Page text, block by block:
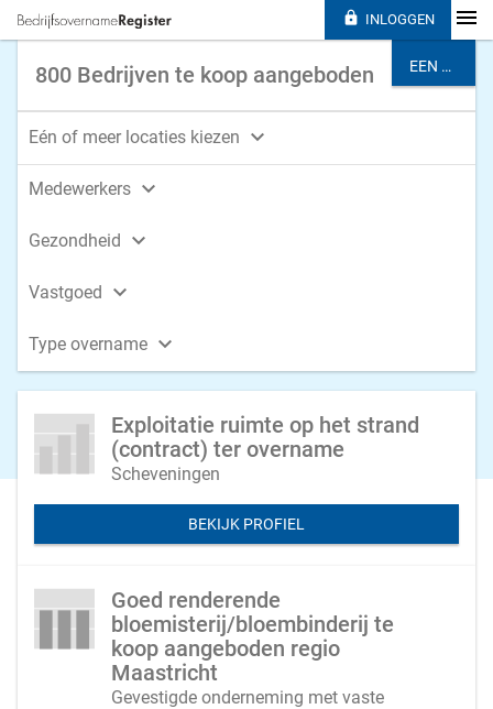
800 Bedrijven te koop aangeboden EEN BRANCHE KIEZEN
Eén of meer locaties kiezen 
Medewerkers 
Gezondheid 
Vastgoed 
Type overname 
Exploitatie ruimte op het strand
(contract) ter overname
Scheveningen
BEKIJK PROFIEL
Goed renderende
bloemisterij/bloembinderij te
koop aangeboden regio
Maastricht
Gevestigde onderneming met vaste
 INLOGGEN